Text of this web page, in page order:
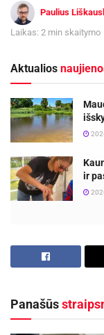
Paulius
Laikas: 2 min skaitymo
Aktualios
ir
priešpaskutines
Sostinės
Panašūs